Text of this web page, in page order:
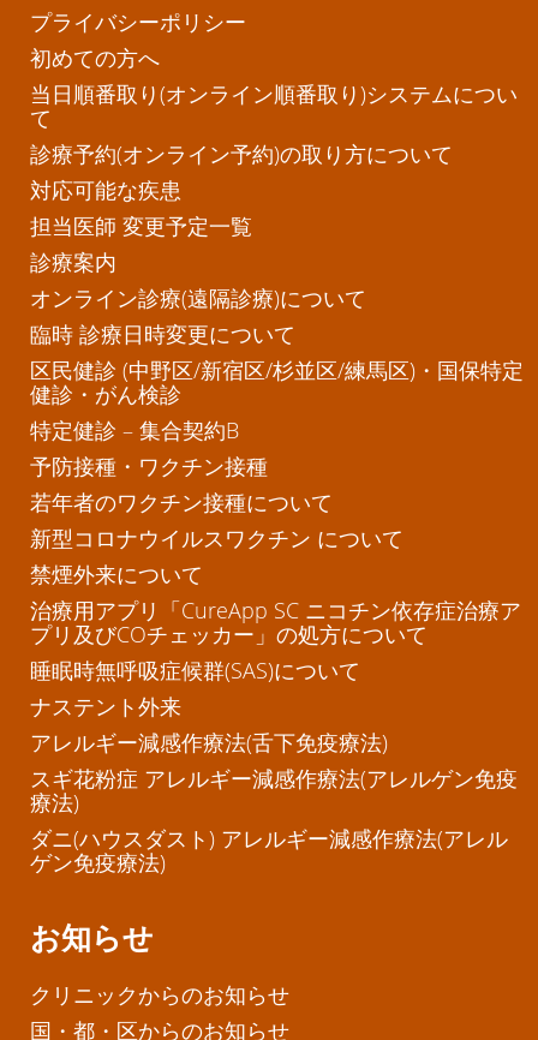
プライバシーポリシー
初めての方へ
当日順番取り(オンライン順番取り)システムについ
て
診療予約(オンライン予約)の取り方について
対応可能な疾患
担当医師 変更予定一覧
診療案内
オンライン診療(遠隔診療)について
臨時 診療日時変更について
区民健診 (中野区/新宿区/杉並区/練馬区)・国保特定
健診・がん検診
特定健診 – 集合契約B
予防接種・ワクチン接種
若年者のワクチン接種について
新型コロナウイルスワクチン について
禁煙外来について
治療用アプリ「CureApp SC ニコチン依存症治療ア
プリ及びCOチェッカー」の処方について
睡眠時無呼吸症候群(SAS)について
ナステント外来
アレルギー減感作療法(舌下免疫療法)
スギ花粉症 アレルギー減感作療法(アレルゲン免疫
療法)
ダニ(ハウスダスト) アレルギー減感作療法(アレル
ゲン免疫療法)
お知らせ
クリニックからのお知らせ
国・都・区からのお知らせ